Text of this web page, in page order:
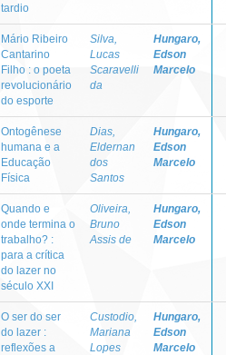
tardio
Mário Ribeiro
Cantarino
Filho : o poeta
revolucionário
do esporte
Silva,
Lucas
Scaravelli
da
Hungaro,
Edson
Marcelo
Ontogênese
humana e a
Educação
Física
Dias,
Eldernan
dos
Santos
Hungaro,
Edson
Marcelo
Quando e
onde termina o
trabalho? :
para a crítica
do lazer no
século XXI
Oliveira,
Bruno
Assis de
Hungaro,
Edson
Marcelo
O ser do ser
do lazer :
reflexões a
Custodio,
Mariana
Lopes
Hungaro,
Edson
Marcelo